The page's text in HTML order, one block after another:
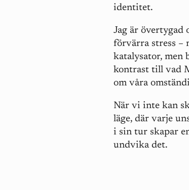
identitet.
Jag är övertygad
förvärra stress –
katalysator, men
kontrast till vad
om våra
När vi inte kan
läge, där varje
i sin tur skapar
undvika det.